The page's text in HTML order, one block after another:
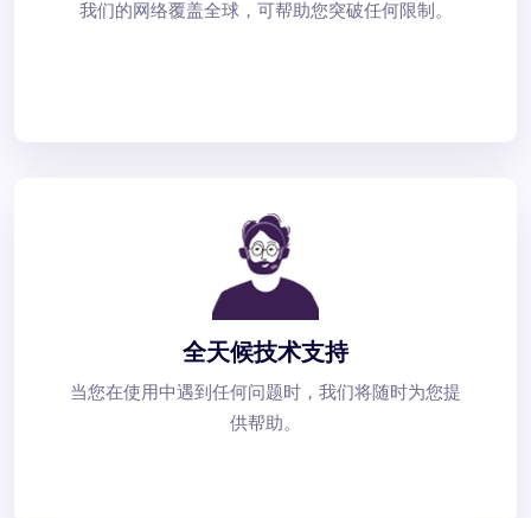
我们的网络覆盖全球，可帮助您突破任何限制。
全天候技术支持
当您在使用中遇到任何问题时，我们将随时为您提
供帮助。